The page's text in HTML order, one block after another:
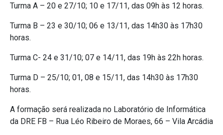
Turma A – 20 e 27/10; 10 e 17/11, das 09h às 12 horas.
Turma B – 23 e 30/10; 06 e 13/11, das 14h30 às 17h30
horas.
Turma C- 24 e 31/10; 07 e 14/11, das 19h às 22h horas.
Turma D – 25/10; 01, 08 e 15/11, das 14h30 às 17h30
horas.
A formação será realizada no Laboratório de Informática
da DRE FB – Rua Léo Ribeiro de Moraes, 66 – Vila Arcádia